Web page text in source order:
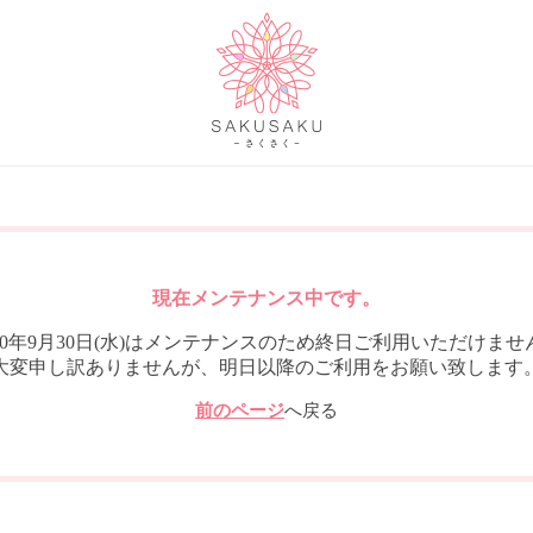
現在メンテナンス中です。
年9月30日(水)はメンテナンスのため終日ご利用いただけませ
変申し訳ありませんが、明日以降のご利用をお願い致します
前のページへ戻る